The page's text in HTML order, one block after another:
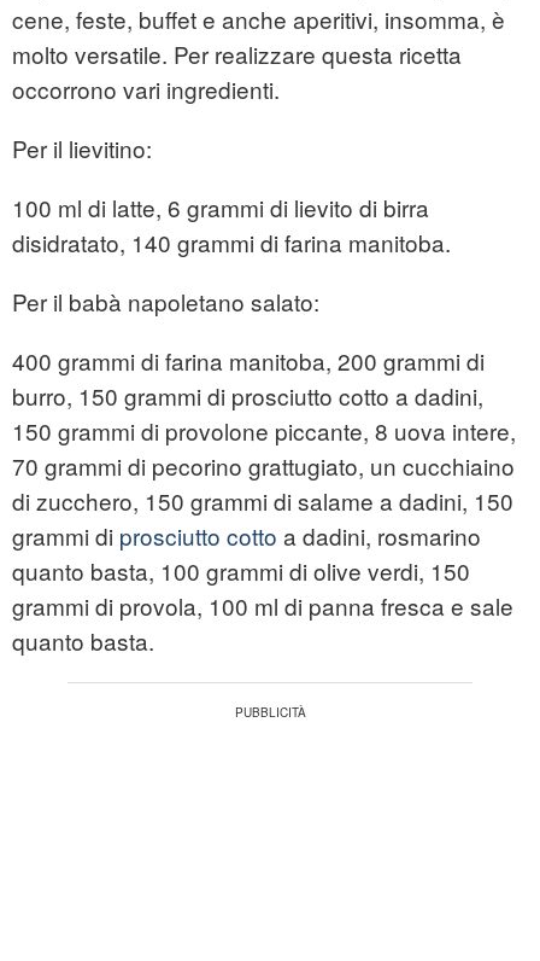
cene, feste, buffet e anche aperitivi, insomma, è
molto versatile. Per realizzare questa ricetta
occorrono vari ingredienti.
Per il lievitino:
100 ml di latte, 6 grammi di lievito di birra
disidratato, 140 grammi di farina manitoba.
Per il babà napoletano salato:
400 grammi di farina manitoba, 200 grammi di
burro, 150 grammi di prosciutto cotto a dadini,
150 grammi di provolone piccante, 8 uova intere,
70 grammi di pecorino grattugiato, un cucchiaino
di zucchero, 150 grammi di salame a dadini, 150
grammi di prosciutto cotto a dadini, rosmarino
quanto basta, 100 grammi di olive verdi, 150
grammi di provola, 100 ml di panna fresca e sale
quanto basta.